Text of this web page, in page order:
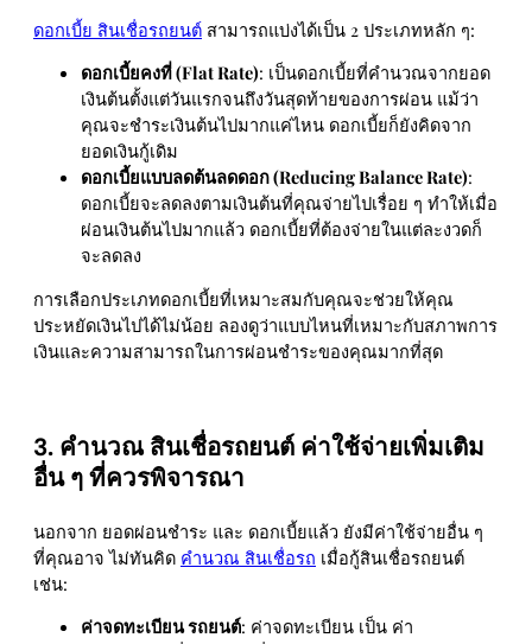
ดอกเบี้ย สินเชื่อรถยนต์ สามารถแบ่งได้เป็น 2 ประเภทหลัก ๆ:
ดอกเบี้ยคงที่ (Flat Rate): เป็นดอกเบี้ยที่คำนวณจากยอด
เงินต้นตั้งแต่วันแรกจนถึงวันสุดท้ายของการผ่อน แม้ว่า
คุณจะชำระเงินต้นไปมากแค่ไหน ดอกเบี้ยก็ยังคิดจาก
ยอดเงินกู้เดิม
ดอกเบี้ยแบบลดต้นลดดอก (Reducing Balance Rate):
ดอกเบี้ยจะลดลงตามเงินต้นที่คุณจ่ายไปเรื่อย ๆ ทำให้เมื่อ
ผ่อนเงินต้นไปมากแล้ว ดอกเบี้ยที่ต้องจ่ายในแต่ละงวดก็
จะลดลง
การเลือกประเภทดอกเบี้ยที่เหมาะสมกับคุณจะช่วยให้คุณ
ประหยัดเงินไปได้ไม่น้อย ลองดูว่าแบบไหนที่เหมาะกับสภาพการ
เงินและความสามารถในการผ่อนชำระของคุณมากที่สุด
3. คํานวณ สินเชื่อรถยนต์ ค่าใช้จ่ายเพิ่มเติม
อื่น ๆ ที่ควรพิจารณา
นอกจาก ยอดผ่อนชำระ และ ดอกเบี้ยแล้ว ยังมีค่าใช้จ่ายอื่น ๆ
ที่คุณอาจ ไม่ทันคิด คํานวณ สินเชื่อรถ เมื่อกู้สินเชื่อรถยนต์
เช่น:
ค่าจดทะเบียน รถยนต์: ค่าจดทะเบียน เป็น ค่า